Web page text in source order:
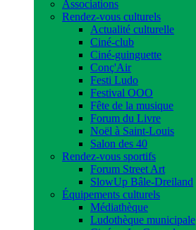
Associations
Rendez-vous culturels
Actualité culturelle
Ciné-club
Ciné-guinguette
Conç'Air
Festi Ludo
Festival OOO
Fête de la musique
Forum du Livre
Noël à Saint-Louis
Salon des 40
Rendez-vous sportifs
Forum Street Art
SlowUp Bâle-Dreiland
Équipements culturels
Médiathèque
Ludothèque municipale